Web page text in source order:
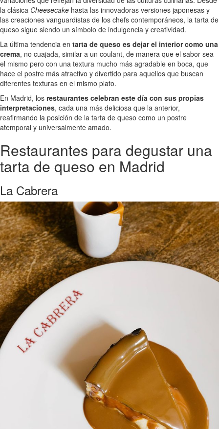
la clásica Cheesecake hasta las innovadoras versiones japonesas y
las creaciones vanguardistas de los chefs contemporáneos, la tarta de
queso sigue siendo un símbolo de indulgencia y creatividad.
La última tendencia en tarta de queso es dejar el interior como una
crema, no cuajada, similar a un coulant, de manera que el sabor sea
el mismo pero con una textura mucho más agradable en boca, que
hace el postre más atractivo y divertido para aquellos que buscan
diferentes texturas en el mismo plato.
En Madrid, los restaurantes celebran este día con sus propias
interpretaciones, cada una más deliciosa que la anterior,
reafirmando la posición de la tarta de queso como un postre
atemporal y universalmente amado.
Restaurantes para degustar una
tarta de queso en Madrid
La Cabrera